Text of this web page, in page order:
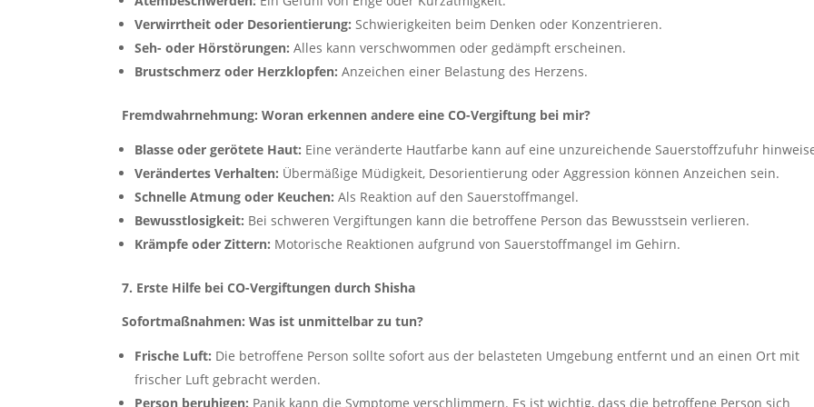
Verwirrtheit oder Desorientierung: Schwierigkeiten beim Denken oder Konzentrieren.
Seh- oder Hörstörungen: Alles kann verschwommen oder gedämpft erscheinen.
Brustschmerz oder Herzklopfen: Anzeichen einer Belastung des Herzens.
Fremdwahrnehmung: Woran erkennen andere eine CO-Vergiftung bei mir?
Blasse oder gerötete Haut: Eine veränderte Hautfarbe kann auf eine unzureichende Sauerstoffzufuhr
Verändertes Verhalten: Übermäßige Müdigkeit, Desorientierung oder Aggression können Anzeichen sein.
Schnelle Atmung oder Keuchen: Als Reaktion auf den Sauerstoffmangel.
Bewusstlosigkeit: Bei schweren Vergiftungen kann die betroffene Person das Bewusstsein verlieren.
Krämpfe oder Zittern: Motorische Reaktionen aufgrund von Sauerstoffmangel im Gehirn.
7. Erste Hilfe bei CO-Vergiftungen durch Shisha
Sofortmaßnahmen: Was ist unmittelbar zu tun?
Frische Luft: Die betroffene Person sollte sofort aus der belasteten Umgebung entfernt und an einen Ort mit
frischer Luft gebracht werden.
Person beruhigen: Panik kann die Symptome verschlimmern. Es ist wichtig, dass die betroffene Person sich